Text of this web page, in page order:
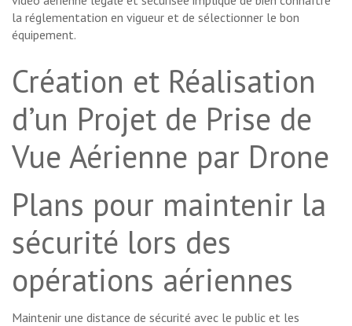
la réglementation en vigueur et de sélectionner le bon
équipement.
Création et Réalisation
d’un Projet de Prise de
Vue Aérienne par Drone
Plans pour maintenir la
sécurité lors des
opérations aériennes
Maintenir une distance de sécurité avec le public et les